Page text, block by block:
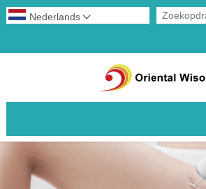
Nederlands 